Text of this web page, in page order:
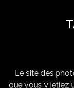
Le site des
que vous y jetiez